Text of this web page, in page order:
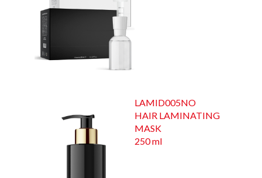
LAMID005NO
HAIR LAMINATING
MASK
250 ml